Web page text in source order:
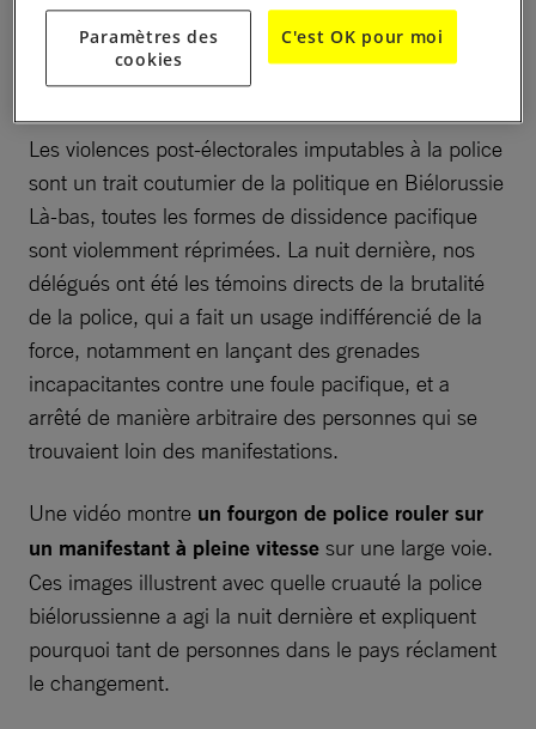
Des violences policières
coutumières
Les violences post-électorales imputables à la police
sont un trait coutumier de la politique en Biélorussie
Là-bas, toutes les formes de dissidence pacifique
sont violemment réprimées. La nuit dernière, nos
délégués ont été les témoins directs de la brutalité
de la police, qui a fait un usage indifférencié de la
force, notamment en lançant des grenades
incapacitantes contre une foule pacifique, et a
arrêté de manière arbitraire des personnes qui se
trouvaient loin des manifestations.
Une vidéo montre un fourgon de police rouler sur
un manifestant à pleine vitesse sur une large voie.
Ces images illustrent avec quelle cruauté la police
biélorussienne a agi la nuit dernière et expliquent
pourquoi tant de personnes dans le pays réclament
le changement.
Paramètres des
cookies
C'est OK pour moi